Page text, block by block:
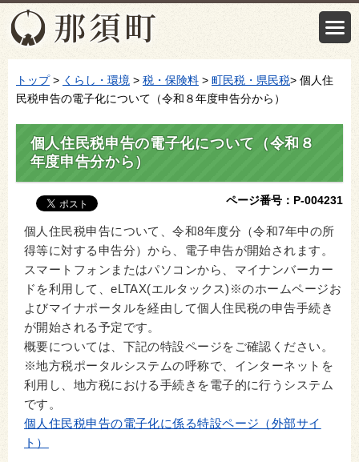
トップ> くらし・環境 > 税・保険料 > 町民税・県民税> 個人住
民税申告の電子化について（令和８年度申告分から）
個人住民税申告の電子化について（令和８
年度申告分から）
ページ番号：P-004231
個人住民税申告について、令和8年度分（令和7年中の所
得等に対する申告分）から、電子申告が開始されます。
スマートフォンまたはパソコンから、マイナンバーカー
ドを利用して、eLTAX(エルタックス)※のホームページお
よびマイナポータルを経由して個人住民税の申告手続き
が開始される予定です。
概要については、下記の特設ページをご確認ください。
※地方税ポータルシステムの呼称で、インターネットを
利用し、地方税における手続きを電子的に行うシステム
です。
個人住民税申告の電子化に係る特設ページ（外部サイ
ト）